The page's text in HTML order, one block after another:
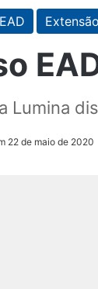
EAD Extensão
Lumina
22 de maio de 2020